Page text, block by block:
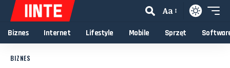
Aa
Biznes Internet Lifestyle Mobile Sprzęt
BIZNES